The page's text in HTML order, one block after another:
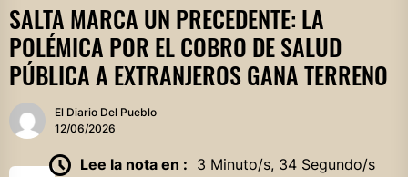
SALTA MARCA UN PRECEDENTE: LA
POLÉMICA POR EL COBRO DE SALUD
PÚBLICA A EXTRANJEROS GANA TERRENO
El Diario Del Pueblo
12/06/2026
Lee la nota en : 3 Minuto/s, 34 Segundo/s